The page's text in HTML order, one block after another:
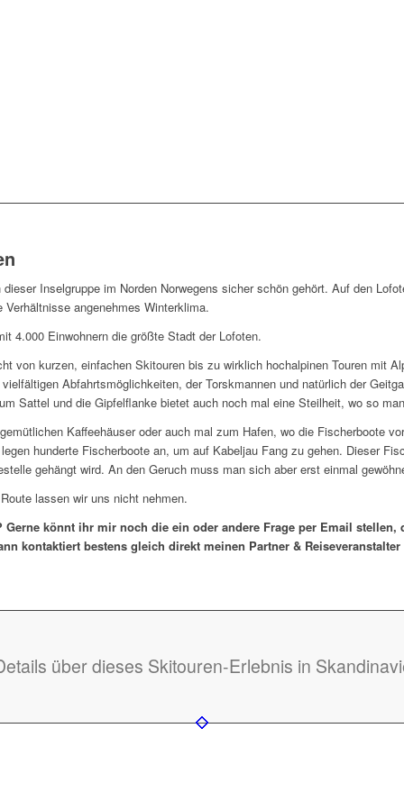
Inselgruppe im Norden Norwegens sicher schön gehört. Auf den
angenehmes Winterklima.
4.000 Einwohnern die größte Stadt der Lofoten.
von kurzen, einfachen Skitouren bis zu wirklich hochalpinen Touren mit
Abfahrtsmöglichkeiten, der Torskmannen und natürlich der
Sattel und die Gipfelflanke bietet auch noch mal eine Steilheit, wo so
Kaffeehäuser oder auch mal zum Hafen, wo die Fischerboote
hunderte Fischerboote an, um auf Kabeljau Fang zu gehen. Dieser
gehängt wird. An den Geruch muss man sich aber erst einmal
lassen wir uns nicht nehmen.
Gerne könnt ihr mir noch die ein oder andere Frage per Email
kontaktiert bestens gleich direkt meinen Partner & Reiseveranstalter
über dieses Skitouren-Erlebnis in